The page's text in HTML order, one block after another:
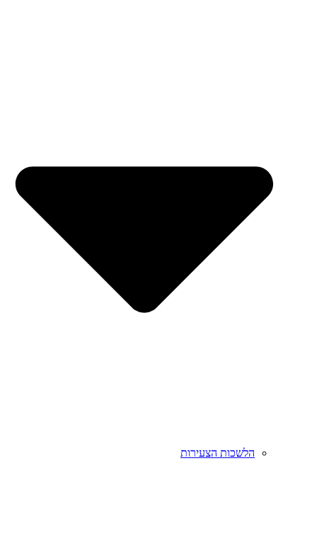
הלשכות הצעירות